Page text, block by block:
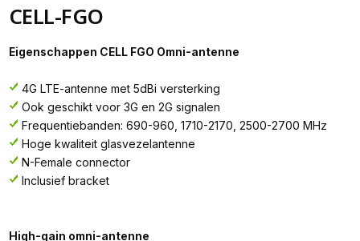
CELL-FGO
Eigenschappen CELL FGO Omni-antenne
4G LTE-antenne met 5dBi versterking
Ook geschikt voor 3G en 2G signalen
Frequentiebanden: 690-960, 1710-2170, 2500-2700 MHz
Hoge kwaliteit glasvezelantenne
N-Female connector
Inclusief bracket
High-gain omni-antenne